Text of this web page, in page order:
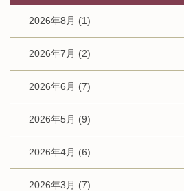
2026年8月 (1)
2026年7月 (2)
2026年6月 (7)
2026年5月 (9)
2026年4月 (6)
2026年3月 (7)